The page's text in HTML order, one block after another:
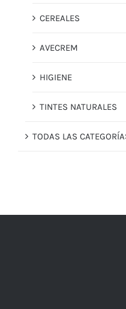
CEREALES
AVECREM
HIGIENE
TINTES NATURALES
TODAS LAS